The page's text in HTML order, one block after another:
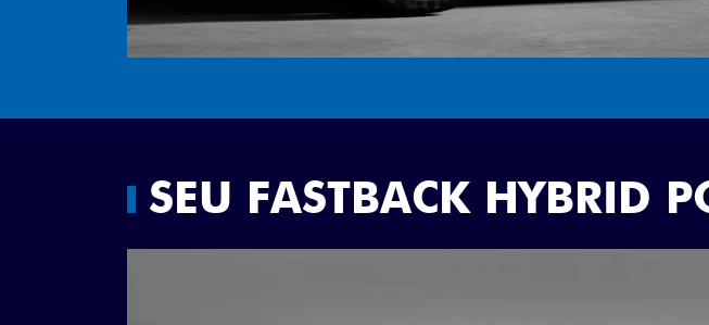
SEU FASTBACK HYBRID